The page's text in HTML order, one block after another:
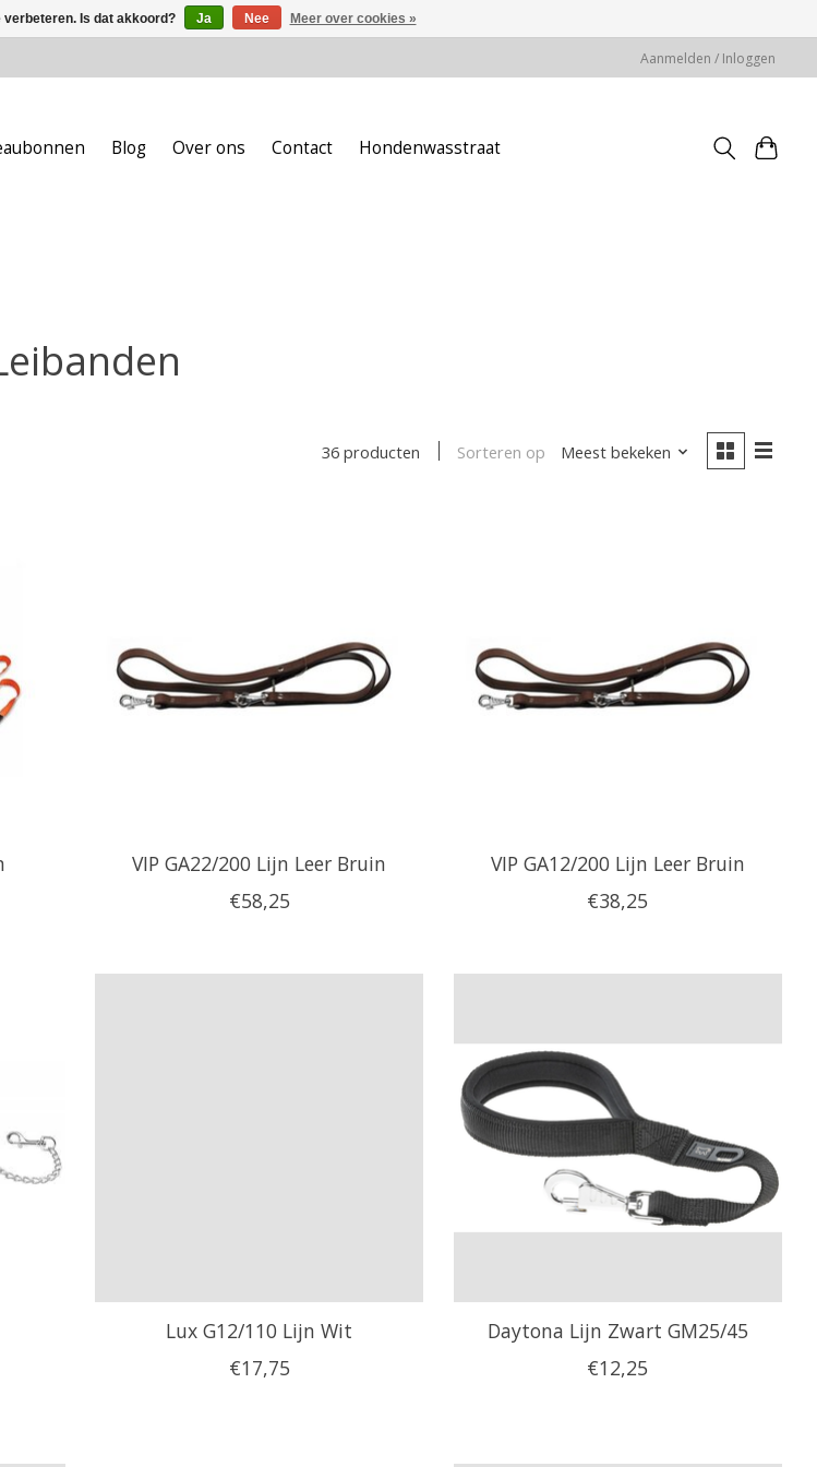
Aanmelden / Inloggen
Blog Over ons Contact Hondenwasstraat
36 producten Sorteren op Meest bekeken
VIP GA22/200 Lijn Leer Bruin
€58,25
VIP GA12/200 Lijn Leer Bruin
€38,25
Lux G12/110 Lijn Wit
€17,75
Daytona Lijn Zwart GM25/45
€12,25
verbeteren. Is dat akkoord? Ja Nee Meer over cookies »